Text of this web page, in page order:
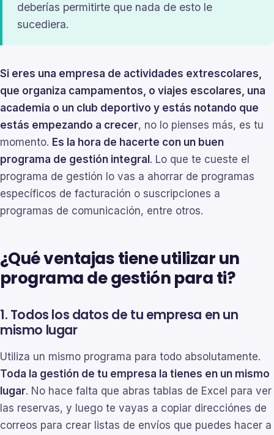
deberías permitirte que nada de esto le
sucediera.
Si eres una empresa de actividades extrescolares,
que organiza campamentos, o viajes escolares, una
academia o un club deportivo y estás notando que
estás empezando a crecer, no lo pienses más, es tu
momento. Es la hora de hacerte con un buen
programa de gestión integral . Lo que te cueste el
programa de gestión lo vas a ahorrar de programas
específicos de facturación o suscripciones a
programas de comunicación, entre otros.
¿Qué ventajas tiene utilizar un
programa de gestión para ti?
1. Todos los datos de tu empresa en un
mismo lugar
Utiliza un mismo programa para todo absolutamente.
Toda la gestión de tu empresa la tienes en un mismo
lugar. No hace falta que abras tablas de Excel para ver
las reservas, y luego te vayas a copiar direcciónes de
correos para crear listas de envíos que puedes hacer a